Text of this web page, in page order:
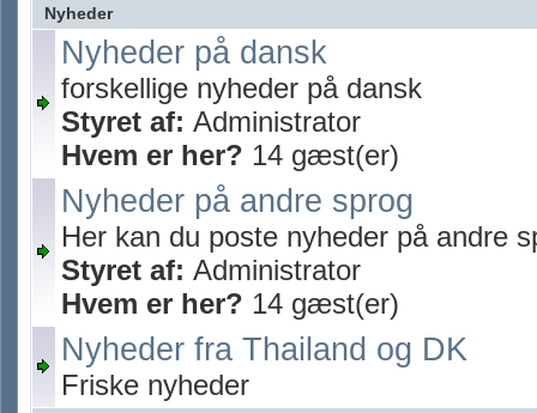
Nyheder
Nyheder på dansk
forskellige nyheder på dansk
Styret af: Administrator
Hvem er her? 14 gæst(er)
Nyheder på andre sprog
Her kan du poste nyheder på andre
Styret af: Administrator
Hvem er her? 14 gæst(er)
Nyheder fra Thailand og DK
Friske nyheder